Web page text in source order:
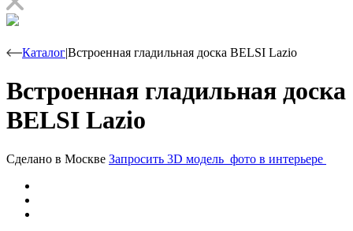
Каталог|Встроенная гладильная доска BELSI Lazio
Встроенная гладильная доска
BELSI Lazio
Сделано в Москве Запросить 3D модель фото в интерьере